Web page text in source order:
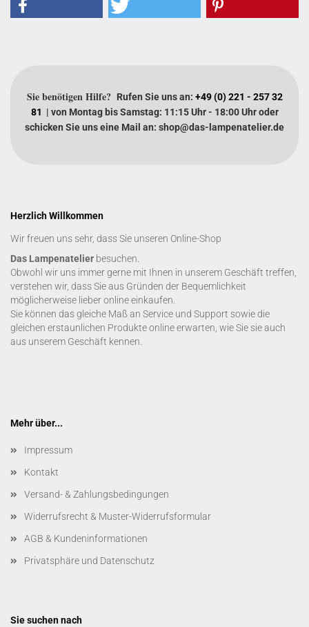
Sie benötigen Hilfe? Rufen Sie uns an: +49 (0) 221 - 257 32
81 | von Montag bis Samstag: 11:15 Uhr - 18:00 Uhr oder
schicken Sie uns eine Mail an: shop@das-lampenatelier.de
Herzlich Willkommen
Wir freuen uns sehr, dass Sie unseren Online-Shop
Das Lampenatelier besuchen.
Obwohl wir uns immer gerne mit Ihnen in unserem Geschäft treffen,
verstehen wir, dass Sie aus Gründen der Bequemlichkeit
möglicherweise lieber online einkaufen.
Sie können das gleiche Maß an Service und Support sowie die
gleichen erstaunlichen Produkte online erwarten, wie Sie sie auch
aus unserem Geschäft kennen.
Mehr über...
Impressum
Kontakt
Versand- & Zahlungsbedingungen
Widerrufsrecht & Muster-Widerrufsformular
AGB & Kundeninformationen
Privatsphäre und Datenschutz
Sie suchen nach